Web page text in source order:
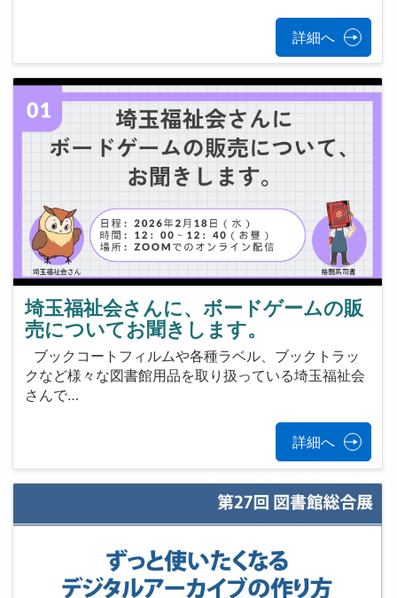
詳細へ
埼玉福祉会さんに、ボードゲームの販
売についてお聞きします。
ブックコートフィルムや各種ラベル、ブックトラッ
クなど様々な図書館用品を取り扱っている埼玉福祉会
さんで…
詳細へ